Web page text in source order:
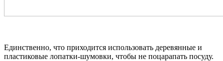
Единственно, что приходится использовать деревянные и
пластиковые лопатки-шумовки, чтобы не поцарапать посуду.